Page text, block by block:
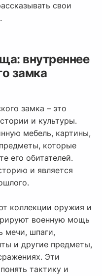
свои
внутреннее
замка
замка – это
и культуры.
мебель, картины,
которые
его обитателей.
и является
коллекции оружия и
военную мощь
мечи, шпаги,
и другие предметы,
Эти
тактику и